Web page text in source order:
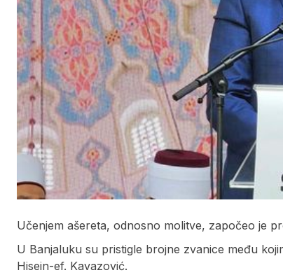
Učenjem ašereta, odnosno molitve, započeo je
U Banjaluku su pristigle brojne zvanice među
Hisein-ef. Kavazović.